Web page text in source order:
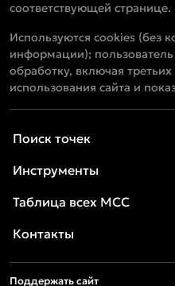
соответствующей странице.
Используются cookies (без
информации); пользователь
обработку, включая
использования сайта и
Поиск точек
Инструменты
Таблица всех MCC
Контакты
Поддержать сайт